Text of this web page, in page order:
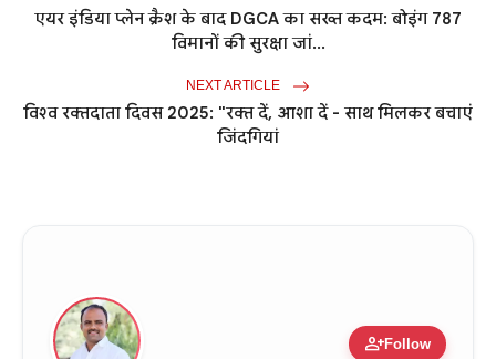
एयर इंडिया प्लेन क्रैश के बाद DGCA का सख्त कदम: बोइंग 787
विमानों की सुरक्षा जां...
NEXT ARTICLE
विश्व रक्तदाता दिवस 2025: "रक्त दें, आशा दें - साथ मिलकर बचाएं
जिंदगियां
person_addFollow